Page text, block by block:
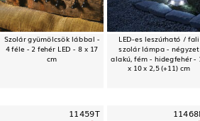
Szolár gyümölcsök lábbal -
4 féle - 2 fehér LED - 8 x 17
cm
LED-es leszúrható / fali
szolár lámpa - négyzet
alakú, fém - hidegfehér -
x 10 x 2,5 (+11) cm
11459T